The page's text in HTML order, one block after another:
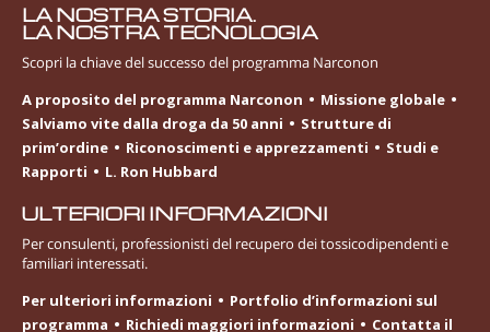
LA NOSTRA STORIA.
LA NOSTRA TECNOLOGIA
Scopri la chiave del successo del programma Narconon
A proposito del programma Narconon
Missione globale
Salviamo vite dalla droga da 50 anni
Strutture di
prim’ordine
Riconoscimenti e apprezzamenti
Studi e
Rapporti
L. Ron Hubbard
ULTERIORI INFORMAZIONI
Per consulenti, professionisti del recupero dei tossicodipendenti e
familiari interessati.
Per ulteriori informazioni
Portfolio d’informazioni sul
programma
Richiedi maggiori informazioni
Contatta il